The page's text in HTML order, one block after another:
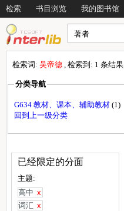
检索 书目浏览 我的图书馆
检索词: 吴帝德 , 检索到: 1 条结
分类导航
G634 教材、课本、辅助教材 (1)
回到上一级分类
已经限定的分面
主题:
高中 x
词汇 x